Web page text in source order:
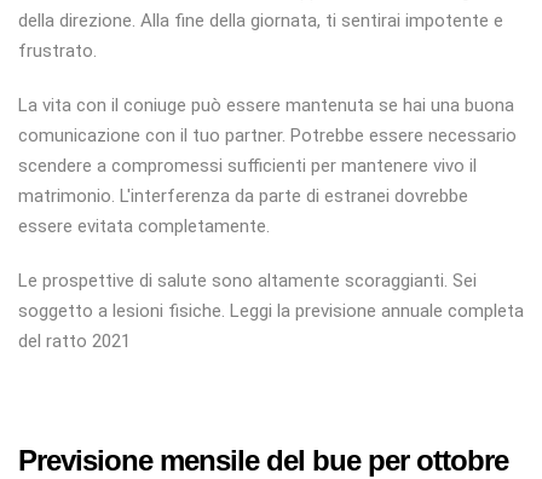
della direzione. Alla fine della giornata, ti sentirai impotente e
frustrato.
La vita con il coniuge può essere mantenuta se hai una buona
comunicazione con il tuo partner. Potrebbe essere necessario
scendere a compromessi sufficienti per mantenere vivo il
matrimonio. L'interferenza da parte di estranei dovrebbe
essere evitata completamente.
Le prospettive di salute sono altamente scoraggianti. Sei
soggetto a lesioni fisiche. Leggi la previsione annuale completa
del ratto 2021
Previsione mensile del bue per ottobre